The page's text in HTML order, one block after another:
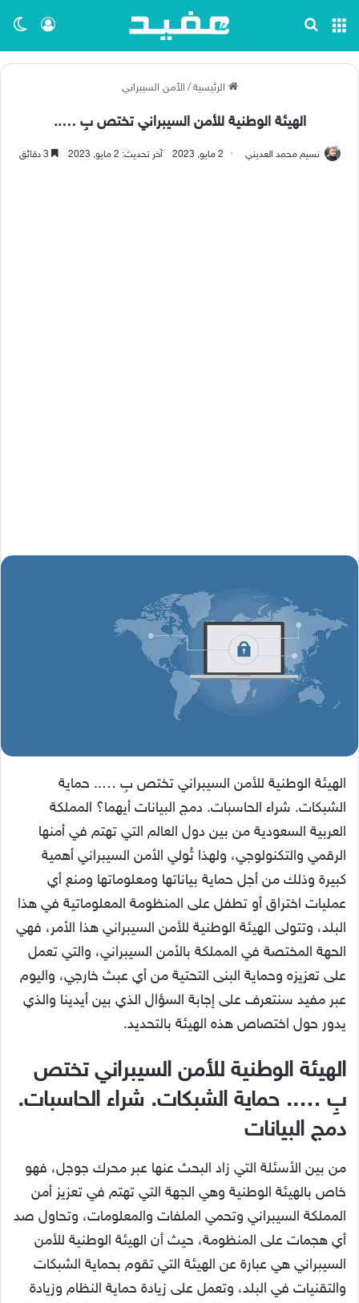
تسجيل القائمة
الرئيسية / الأمن السيبراني
الهيئة الوطنية للأمن السيبراني تختص بِ …..
نسيم محمد العديني 2 مايو, 2023 آخر تحديث: 2 مايو, 2023
الهيئة الوطنية للأمن السيبراني تختص بِ ….. حماية
الشبكات. شراء الحاسبات. دمج البيانات أيهما؟ المملكة
العربية السعودية من بين دول العالم التي تهتم في أمنها
الرقمي والتكنولوجي، ولهذا تُولي الأمن السيبراني أهمية
كبيرة وذلك من أجل حماية بياناتها ومعلوماتها ومنع أي
عمليات اختراق أو تطفل على المنظومة المعلوماتية في هذا
البلد، وتتولى الهيئة الوطنية للأمن السيبراني هذا الأمر، فهي
الحهة المختصة في المملكة بالأمن السيبراني، والتي تعمل
على تعزيزه وحماية البنى التحتية من أي عبث خارجي، واليوم
عبر مفيد سنتعرف على إجابة السؤال الذي بين أيدينا والذي
يدور حول اختصاص هذه الهيئة بالتحديد.
الهيئة الوطنية للأمن السيبراني تختص
بِ ….. حماية الشبكات. شراء الحاسبات.
دمج البيانات
من بين الأسئلة التي زاد البحث عنها عبر محرك جوجل، فهو
خاص بالهيئة الوطنية وهي الجهة التي تهتم في تعزيز أمن
المملكة السيبراني وتحمي الملفات والمعلومات، وتحاول صد
أي هجمات على المنظومة، حيث أن الهيئة الوطنية للأمن
السيبراني هي عبارة عن الهيئة التي تقوم بحماية الشبكات
والتقنيات في البلد، وتعمل على زيادة حماية النظام وزيادة